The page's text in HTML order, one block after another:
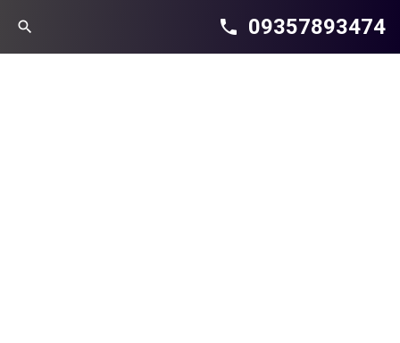
09357893474
phone
search